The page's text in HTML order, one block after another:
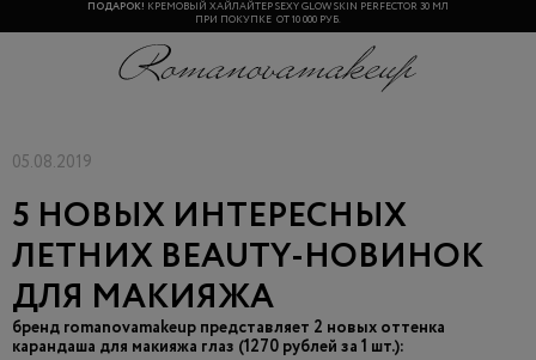
ПОДАРОК! КРЕМОВЫЙ ХАЙЛАЙТЕР SEXY GLOW SKIN PERFECTOR 30 МЛ
ПРИ ПОКУПКЕ ОТ 10 000 РУБ.
05.08.2019
5 НОВЫХ ИНТЕРЕСНЫХ
ЛЕТНИХ BEAUTY-НОВИНОК
ДЛЯ МАКИЯЖА
бренд romanovamakeup представляет 2 новых оттенка
карандаша для макияжа глаз (1270 рублей за 1 шт.):